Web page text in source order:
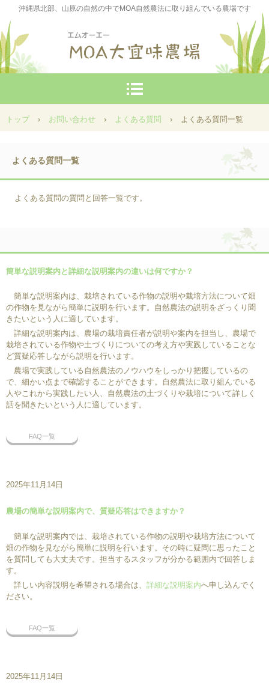
沖縄県北部、山原の自然の中でMOA自然農法に取り組んでいる農場です
トップ › お問い合わせ › よくある質問 › よくある質問一覧
よくある質問一覧
よくある質問の質問と回答一覧です。
簡単な説明案内と詳細な説明案内の違いは何ですか？
簡単な説明案内は、栽培されている作物の説明や栽培方法について畑
の作物を見ながら簡単に説明を行います。自然農法の説明をざっくり聞
きたいという人に適しています。
詳細な説明案内は、農場の栽培責任者が説明や案内を担当し、農場で
栽培されている作物や土づくりについての考え方や実践していることな
ど質疑応答しながら説明を行います。
農場で実践している自然農法のノウハウをしっかり把握しているの
で、細かい点まで確認することができます。自然農法に取り組んでいる
人やこれから実践したい人、自然農法の土づくりや栽培について詳しく
話を聞きたいという人に適しています。
FAQ一覧
2025年11月14日
農場の簡単な説明案内で、質疑応答はできますか？
簡単な説明案内では、栽培されている作物の説明や栽培方法について
畑の作物を見ながら簡単に説明を行います。その時に疑問に思ったこと
を質問しても大丈夫です。担当するスタッフが分かる範囲内で回答しま
す。
詳しい内容説明を希望される場合は、 詳細な説明案内へ申し込んでく
ださい。
FAQ一覧
2025年11月14日